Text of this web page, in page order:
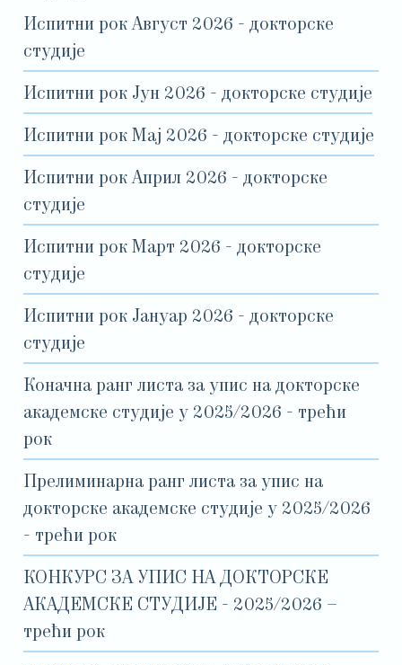
Испитни рок Август 2026 - докторске
студије
Испитни рок Јун 2026 - докторске студије
Испитни рок Мај 2026 - докторске студије
Испитни рок Април 2026 - докторске
студије
Испитни рок Март 2026 - докторске
студије
Испитни рок Јануар 2026 - докторске
студије
Коначна ранг листа за упис на докторске
академске студије у 2025/2026 - трећи
рок
Прелиминарна ранг листа за упис на
докторске академске студије у 2025/2026
- трећи рок
КОНКУРС ЗА УПИС НА ДОКТОРСКЕ
АКАДЕМСКЕ СТУДИЈЕ - 2025/2026 –
трећи рок